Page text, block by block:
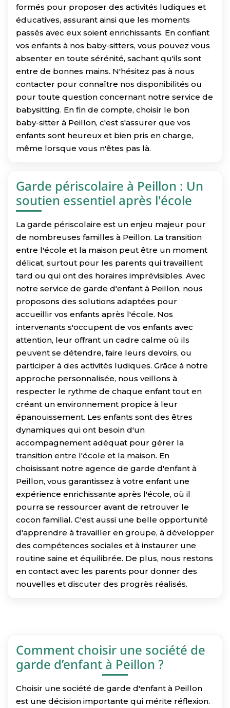
formés pour proposer des activités ludiques et
éducatives, assurant ainsi que les moments
passés avec eux soient enrichissants. En confiant
vos enfants à nos baby-sitters, vous pouvez vous
absenter en toute sérénité, sachant qu'ils sont
entre de bonnes mains. N'hésitez pas à nous
contacter pour connaître nos disponibilités ou
pour toute question concernant notre service de
babysitting. En fin de compte, choisir le bon
baby-sitter à Peillon, c'est s'assurer que vos
enfants sont heureux et bien pris en charge,
même lorsque vous n'êtes pas là.
Garde périscolaire à Peillon : Un
soutien essentiel après l'école
La garde périscolaire est un enjeu majeur pour
de nombreuses familles à Peillon. La transition
entre l'école et la maison peut être un moment
délicat, surtout pour les parents qui travaillent
tard ou qui ont des horaires imprévisibles. Avec
notre service de garde d'enfant à Peillon, nous
proposons des solutions adaptées pour
accueillir vos enfants après l'école. Nos
intervenants s'occupent de vos enfants avec
attention, leur offrant un cadre calme où ils
peuvent se détendre, faire leurs devoirs, ou
participer à des activités ludiques. Grâce à notre
approche personnalisée, nous veillons à
respecter le rythme de chaque enfant tout en
créant un environnement propice à leur
épanouissement. Les enfants sont des êtres
dynamiques qui ont besoin d'un
accompagnement adéquat pour gérer la
transition entre l'école et la maison. En
choisissant notre agence de garde d'enfant à
Peillon, vous garantissez à votre enfant une
expérience enrichissante après l'école, où il
pourra se ressourcer avant de retrouver le
cocon familial. C'est aussi une belle opportunité
d'apprendre à travailler en groupe, à développer
des compétences sociales et à instaurer une
routine saine et équilibrée. De plus, nous restons
en contact avec les parents pour donner des
nouvelles et discuter des progrès réalisés.
Comment choisir une société de
garde d’enfant à Peillon ?
Choisir une société de garde d'enfant à Peillon
est une décision importante qui mérite réflexion.